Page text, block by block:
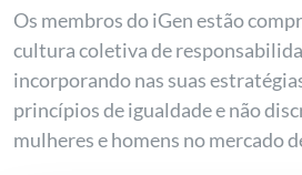
Os membros do iGen estão
cultura coletiva de
incorporando nas suas
princípios de igualdade e não
mulheres e homens no mercado